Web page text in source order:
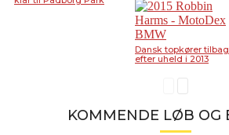
Dansk topkører
efter uheld i 2013
KOMMENDE LØB OG